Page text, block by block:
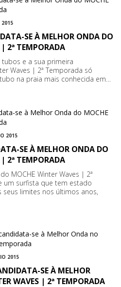
2015
SE À MELHOR ONDA DO
2ª TEMPORADA
tubos e a sua primeira
Waves | 2ª Temporada só
na praia mais conhecida em…
2015
SE À MELHOR ONDA DO
2ª TEMPORADA
MOCHE Winter Waves | 2ª
um surfista que tem estado
limites nos últimos anos,
2015
SE À MELHOR
WAVES | 2ª TEMPORADA